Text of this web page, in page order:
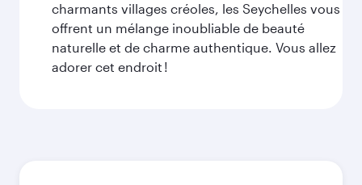
charmants villages créoles, les Seychelles vous
offrent un mélange inoubliable de beauté
naturelle et de charme authentique. Vous allez
adorer cet endroit !